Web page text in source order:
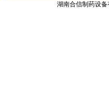
湖南合信制药设